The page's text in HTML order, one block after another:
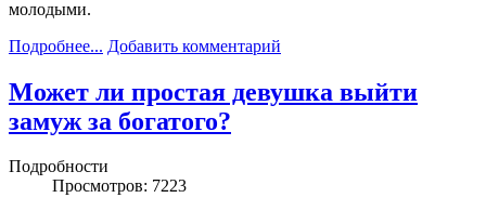
молодыми.
Подробнее... Добавить комментарий
Может ли простая девушка выйти
замуж за богатого?
Подробности
Просмотров: 7223